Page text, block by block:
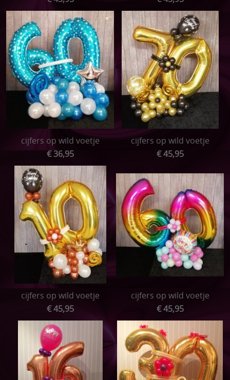
cijfers op wild voetje
€ 36,95
cijfers op wild voetje
€ 45,95
cijfers op wild voetje
€ 45,95
cijfers op wild voetje
€ 45,95